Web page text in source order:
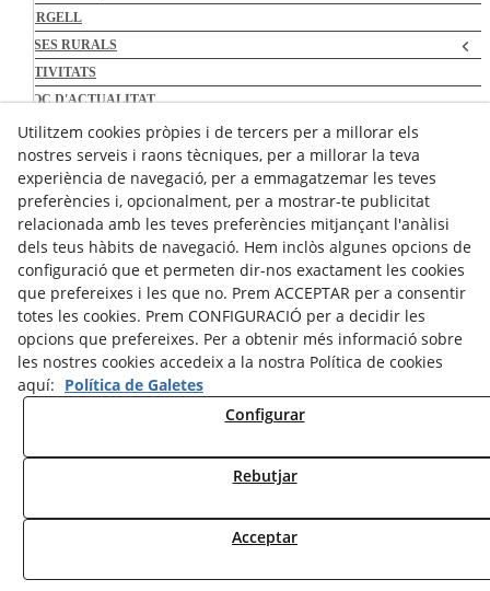
L'URGELL
CASES RURALS
ACTIVITATS
BLOC D'ACTUALITAT
DESCÀRREGUES
ENLLAÇOS
CONTACTE
Amb la col·laboració de:
Associats amb:
Utilitzem cookies pròpies i de tercers per a millorar els
nostres serveis i raons tècniques, per a millorar la teva
experiència de navegació, per a emmagatzemar les teves
preferències i, opcionalment, per a mostrar-te publicitat
relacionada amb les teves preferències mitjançant l'anàlisi
dels teus hàbits de navegació. Hem inclòs algunes opcions de
configuració que et permeten dir-nos exactament les cookies
que prefereixes i les que no. Prem ACCEPTAR per a consentir
totes les cookies. Prem CONFIGURACIÓ per a decidir les
opcions que prefereixes. Per a obtenir més informació sobre
les nostres cookies accedeix a la nostra Política de cookies
aquí: Política de Galetes
Configurar
Rebutjar
Acceptar